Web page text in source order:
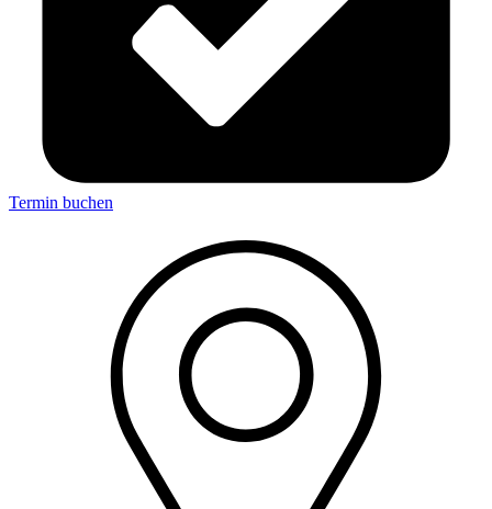
Termin buchen